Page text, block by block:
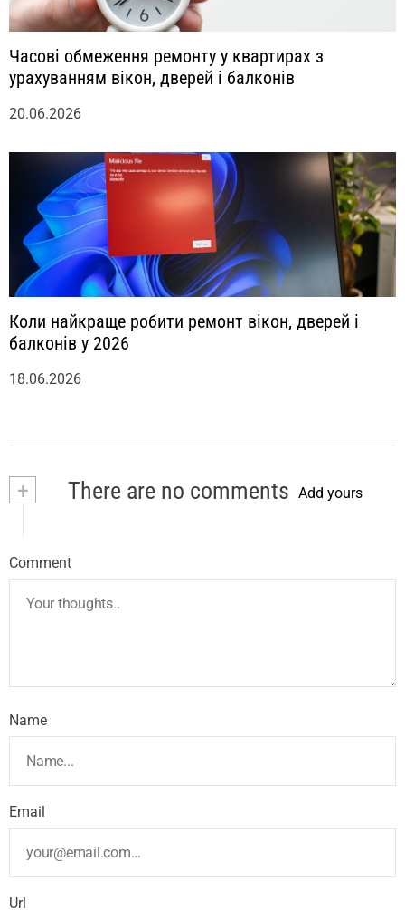
Часові обмеження ремонту у квартирах з
урахуванням вікон, дверей і балконів
20.06.2026
Коли найкраще робити ремонт вікон, дверей і
балконів у 2026
18.06.2026
+ There are no comments Add yours
Comment
Name
Email
Url